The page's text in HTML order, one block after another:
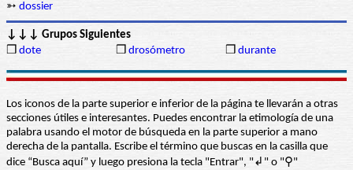
➳ dossier
↓↓↓ Grupos Siguientes
❒ dote ❒ drosómetro ❒ durante
Los iconos de la parte superior e inferior de la página te llevarán a otras
secciones útiles e interesantes. Puedes encontrar la etimología de una
palabra usando el motor de búsqueda en la parte superior a mano
derecha de la pantalla. Escribe el término que buscas en la casilla que
dice “Busca aquí” y luego presiona la tecla "Entrar", "↲" o "⚲"